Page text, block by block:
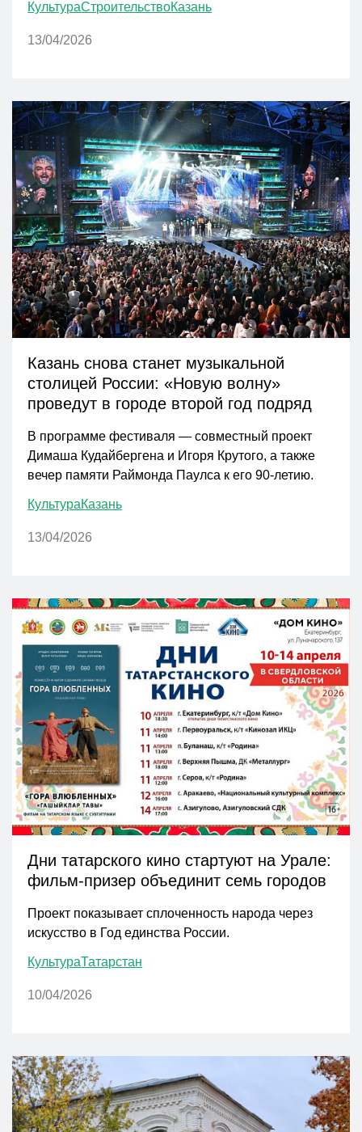
КультураСтроительствоКазань
13/04/2026
Казань снова станет музыкальной
столицей России: «Новую волну»
проведут в городе второй год подряд
В программе фестиваля — совместный проект
Димаша Кудайбергена и Игоря Крутого, а также
вечер памяти Раймонда Паулса к его 90-летию.
КультураКазань
13/04/2026
Дни татарского кино стартуют на Урале:
фильм-призер объединит семь городов
Проект показывает сплоченность народа через
искусство в Год единства России.
КультураТатарстан
10/04/2026